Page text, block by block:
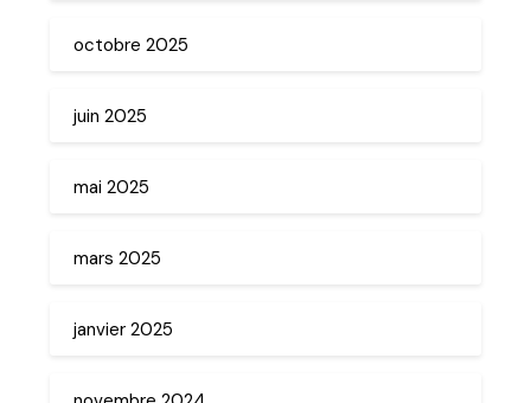
octobre 2025
juin 2025
mai 2025
mars 2025
janvier 2025